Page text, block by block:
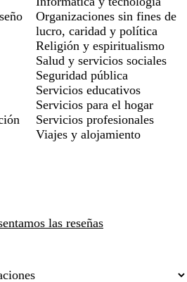
Organizaciones sin fines de
lucro, caridad y política
Religión y espiritualismo
Salud y servicios sociales
Seguridad pública
Servicios educativos
Servicios para el hogar
Servicios profesionales
Viajes y alojamiento
las reseñas